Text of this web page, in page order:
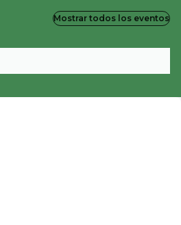
Mostrar todos los eventos